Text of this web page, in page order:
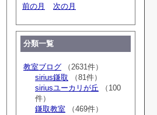
前の月
次の月
分類一覧
教室ブログ （2631件）
sirius鎌取 （81件）
siriusユーカリが丘 （100
件）
鎌取教室 （469件）